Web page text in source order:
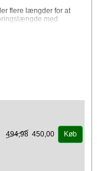
flere længder for at
med
494,98 450,00 Køb